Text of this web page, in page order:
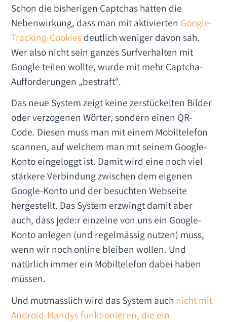
Schon die bisherigen Captchas hatten die
Nebenwirkung, dass man mit aktivierten Google-
Tracking-Cookiesdeutlich weniger davon sah.
Wer also nicht sein ganzes Surfverhalten mit
Google teilen wollte, wurde mit mehr Captcha-
Aufforderungen „bestraft“.
Das neue System zeigt keine zerstückelten Bilder
oder verzogenen Wörter, sondern einen QR-
Code. Diesen muss man mit einem Mobiltelefon
scannen, auf welchem man mit seinem Google-
Konto eingeloggt ist. Damit wird eine noch viel
stärkere Verbindung zwischen dem eigenen
Google-Konto und der besuchten Webseite
hergestellt. Das System erzwingt damit aber
auch, dass jede:r einzelne von uns ein Google-
Konto anlegen (und regelmässig nutzen) muss,
wenn wir noch online bleiben wollen. Und
natürlich immer ein Mobiltelefon dabei haben
müssen.
Und mutmasslich wird das System auch nicht mit
Android-Handys funktionieren, die ein